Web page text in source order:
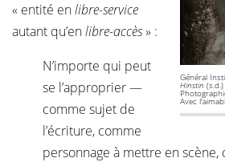
Général
Hinstin (s.d.)
Avec
« entité enlibre-service
autant qu’enlibre-accès» :
N’importe qui peut
se l’approprier —
comme sujet de
l’écriture, comme
personnage à mettre en scène,